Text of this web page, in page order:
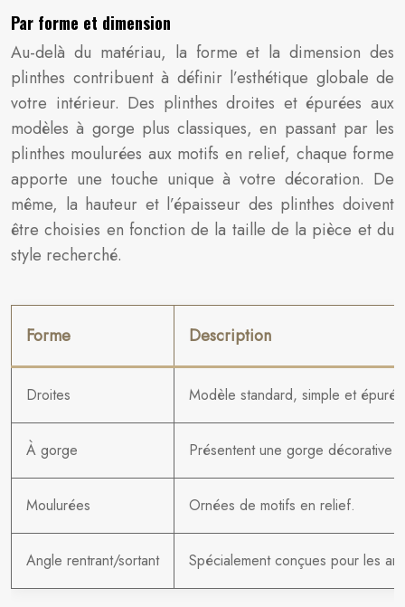
Par forme et dimension
Au-delà du matériau, la forme et la dimension des
plinthes contribuent à définir l’esthétique globale de
votre intérieur. Des plinthes droites et épurées aux
modèles à gorge plus classiques, en passant par les
plinthes moulurées aux motifs en relief, chaque forme
apporte une touche unique à votre décoration. De
même, la hauteur et l’épaisseur des plinthes doivent
être choisies en fonction de la taille de la pièce et du
style recherché.
Forme Description
Droites Modèle standard, simple et épuré.
À gorge Présentent une gorge décorative
Moulurées Ornées de motifs en relief.
Angle rentrant/sortant Spécialement conçues pour les